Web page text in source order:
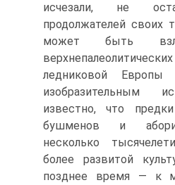
исчезали, не
продолжателей своих
может быть
ледниковой
изобразительным
известно, что
бушменов и
несколько
более развитой
позднее время — к